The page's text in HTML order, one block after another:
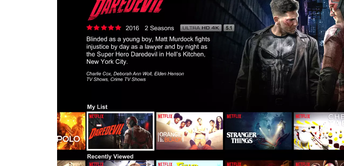
MYTVONLINE1 MYTVONLINE2
:QUELLES SONT LES LIMITATIONS
MAXIMALES PRIS EN CHARGE SUR
CLES USB|DISQUE DUR | CARTE SD
septembre 22, 2021
COMMENT UTILISER VOTRE
ABONNEMENT IPTV DE VOTRE
MAG250/254 POUR KODI
COMMENT SUPPRIMER
L’HISTORIQUE DES LISTES DE
SURVEILLANCE VOD?
septembre 22, 2021
FREEBOX : CHANGER DE CANAL WIFI
POUR OPTIMISER VOTRE
CONNECTION INTERNET
septembre 22, 2021